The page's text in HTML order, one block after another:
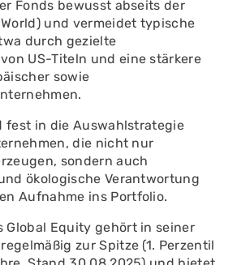
Fonds bewusst abseits der
und vermeidet typische
durch gezielte
US-Titeln und eine stärkere
sowie
fest in die Auswahlstrategie
die nicht nur
sondern auch
ökologische Verantwortung
Aufnahme ins Portfolio.
Global Equity gehört in seiner
zur Spitze (1. Perzentil